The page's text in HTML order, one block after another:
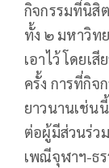
กิจกรรมที่นิสิ
ทั้ง ๒ มหาวิท
เอาไว้ โดยเ
ครั้ง การที่กิจ
ยาวนานเช่น
ต่อผู้มีส่วนร่ว
เพณีจุฬาฯ-ธ